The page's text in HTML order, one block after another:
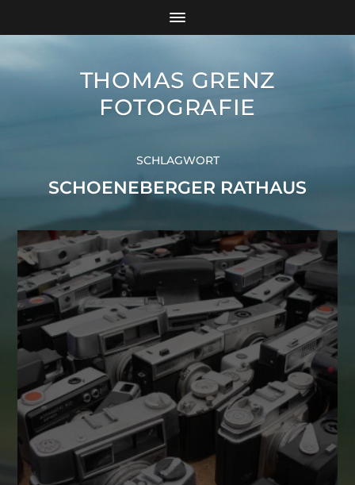
THOMAS GRENZ
FOTOGRAFIE
SCHLAGWORT
SCHOENEBERGER RATHAUS